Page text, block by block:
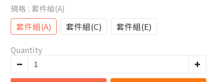
規格 : 套件組(A)
套件組(A) 套件組(C) 套件組(E)
Quantity